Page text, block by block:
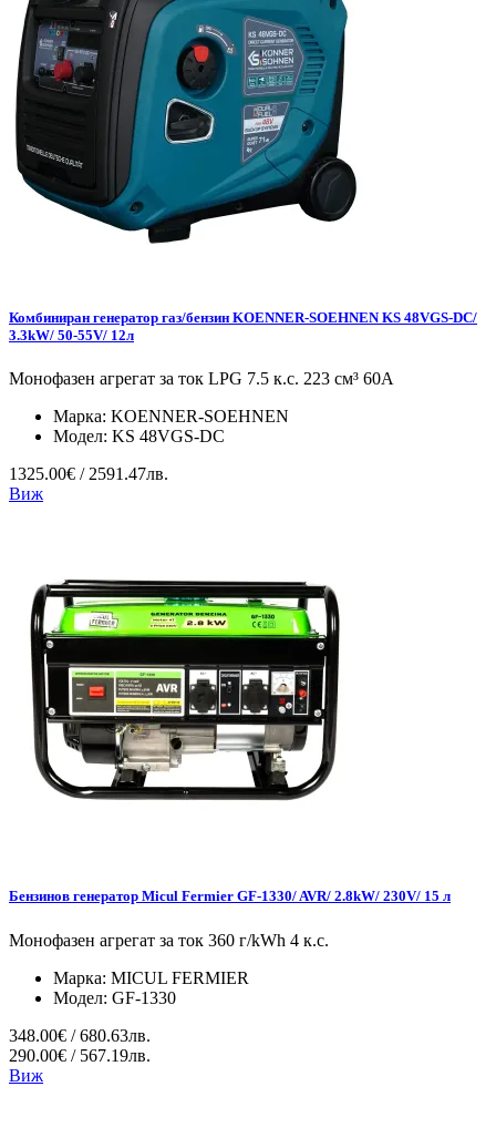
Комбиниран генератор газ/бензин KOENNER-SOEHNEN KS 48VGS-DC/
3.3kW/ 50-55V/ 12л
Монофазен агрегат за ток LPG 7.5 к.с. 223 см³ 60А
Марка: KOENNER-SOEHNEN
Модел: KS 48VGS-DC
1325.00€ / 2591.47лв.
Виж
Бензинов генератор Micul Fermier GF-1330/ AVR/ 2.8kW/ 230V/ 15 л
Монофазен агрегат за ток 360 г/kWh 4 к.с.
Марка: MICUL FERMIER
Модел: GF-1330
348.00€ / 680.63лв.
290.00€ / 567.19лв.
Виж